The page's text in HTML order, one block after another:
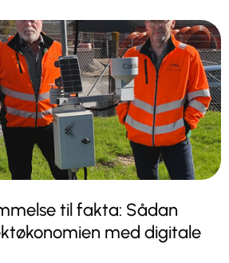
til fakta: Sådan
med digitale